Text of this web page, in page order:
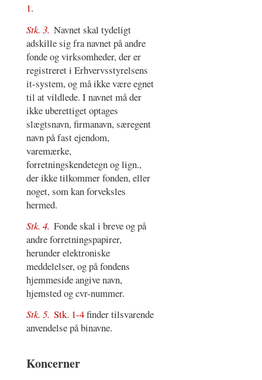
1.
Stk. 3. Navnet skal tydeligt
adskille sig fra navnet på andre
fonde og virksomheder, der er
registreret i Erhvervsstyrelsens
it-system, og må ikke være egnet
til at vildlede. I navnet må der
ikke uberettiget optages
slægtsnavn, firmanavn, særegent
navn på fast ejendom,
varemærke,
forretningskendetegn og lign.,
der ikke tilkommer fonden, eller
noget, som kan forveksles
hermed.
Stk. 4. Fonde skal i breve og på
andre forretningspapirer,
herunder elektroniske
meddelelser, og på fondens
hjemmeside angive navn,
hjemsted og cvr-nummer.
Stk. 5. Stk. 1-4finder tilsvarende
anvendelse på binavne.
Koncerner